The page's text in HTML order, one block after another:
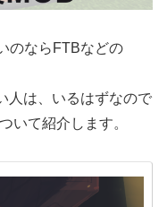
のならFTBなどの
人は、いるはずなので
いて紹介します。